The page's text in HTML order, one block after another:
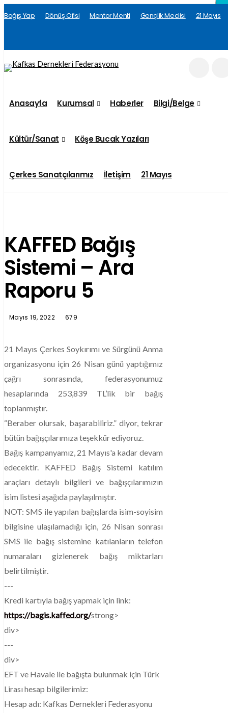
Bağış Yap Dönüş Ofisi Mentor Menti Gençlik Meclisi 21 Mayıs
Anasayfa Kurumsal Haberler Bilgi/Belge
Kültür/Sanat Köşe Bucak Yazıları
Çerkes Sanatçılarımız İletişim 21 Mayıs
KAFFED Bağış
Sistemi – Ara
Raporu 5
Mayıs 19, 2022 679
21 Mayıs Çerkes Soykırımı ve Sürgünü Anma
organizasyonu için 26 Nisan günü yaptığımız
çağrı sonrasında, federasyonumuz
hesaplarında 253,839 TL’lik bir bağış
toplanmıştır.
“Beraber olursak, başarabiliriz.” diyor, tekrar
bütün bağışçılarımıza teşekkür ediyoruz.
Bağış kampanyamız, 21 Mayıs'a kadar devam
edecektir. KAFFED Bağış Sistemi katılım
araçları detaylı bilgileri ve bağışçılarımızın
isim listesi aşağıda paylaşılmıştır.
NOT: SMS ile yapılan bağışlarda isim-soyisim
bilgisine ulaşılamadığı için, 26 Nisan sonrası
SMS ile bağış sistemine katılanların telefon
numaraları gizlenerek bağış miktarları
belirtilmiştir.
---
Kredi kartıyla bağış yapmak için link:
https://bagis.kaffed.org/strong>
div>
---
div>
EFT ve Havale ile bağışta bulunmak için Türk
Lirası hesap bilgilerimiz:
Hesap adı: Kafkas Dernekleri Federasyonu